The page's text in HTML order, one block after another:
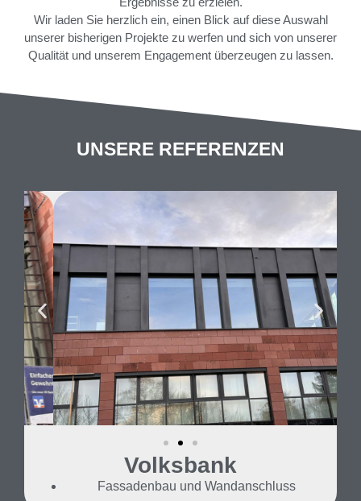
Wir laden Sie herzlich ein, einen Blick auf diese Auswahl
unserer bisherigen Projekte zu werfen und sich von unserer
Qualität und unserem Engagement überzeugen zu lassen.
UNSERE REFERENZEN
Volksbank
Fassadenbau und Wandanschluss